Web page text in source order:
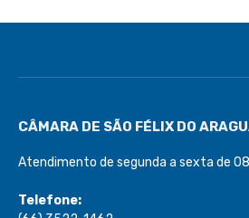
CÂMARA DE SÃO FÉLIX DO
Atendimento de segunda a sexta de
Telefone: